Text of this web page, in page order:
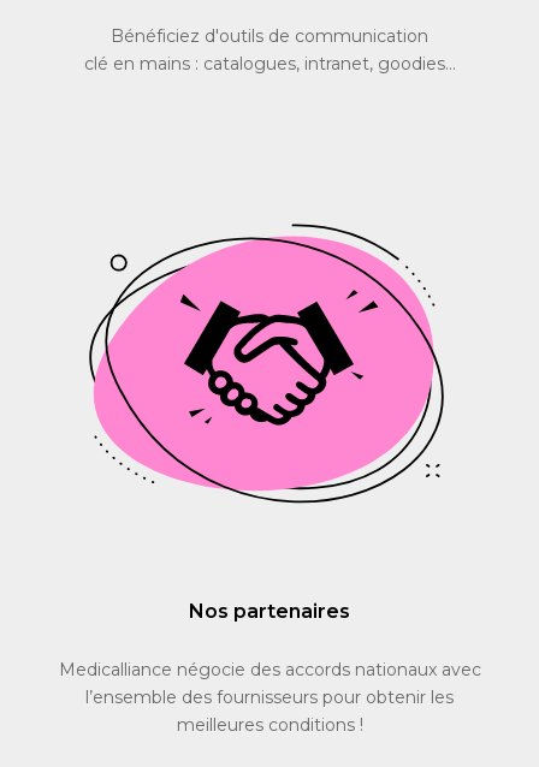
Bénéficiez d'outils de communication
clé en mains : catalogues, intranet, goodies...
Nos partenaires
Medicalliance négocie des accords nationaux avec
l’ensemble des fournisseurs pour obtenir les
meilleures conditions !